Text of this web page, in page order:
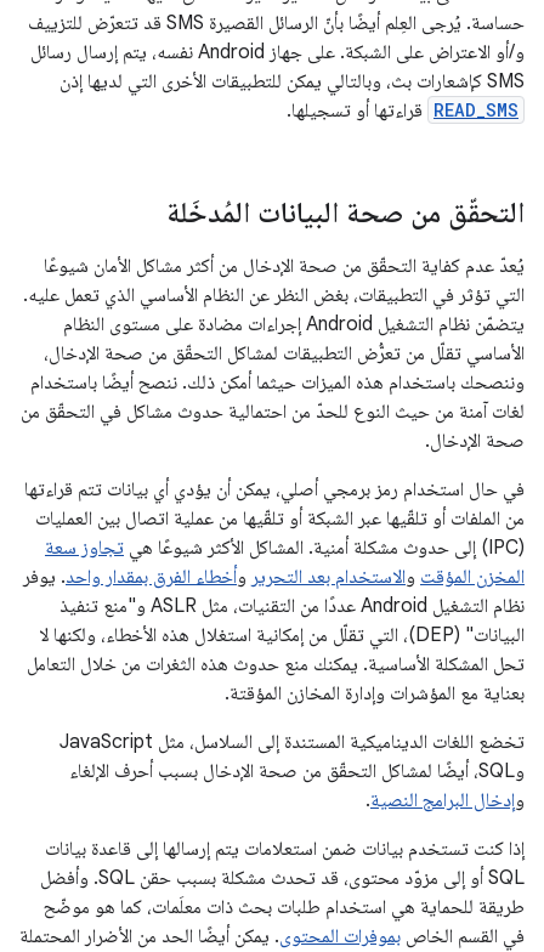
حساسة. يُرجى العِلم أيضًا بأنّ الرسائل القصيرة SMS قد تتعرّض للتزييف
و/أو الاعتراض على الشبكة. على جهاز Android نفسه، يتم إرسال رسائل
SMS كإشعارات بث، وبالتالي يمكن للتطبيقات الأخرى التي لديها إذن
READ_SMS قراءتها أو تسجيلها.
التحقّق من صحة البيانات المُدخَلة
يُعدّ عدم كفاية التحقّق من صحة الإدخال من أكثر مشاكل الأمان شيوعًا
التي تؤثر في التطبيقات، بغض النظر عن النظام الأساسي الذي تعمل عليه.
يتضمّن نظام التشغيل Android إجراءات مضادة على مستوى النظام
الأساسي تقلّل من تعرُّض التطبيقات لمشاكل التحقّق من صحة الإدخال،
وننصحك باستخدام هذه الميزات حيثما أمكن ذلك. ننصح أيضًا باستخدام
لغات آمنة من حيث النوع للحدّ من احتمالية حدوث مشاكل في التحقّق من
صحة الإدخال.
في حال استخدام رمز برمجي أصلي، يمكن أن يؤدي أي بيانات تتم قراءتها
من الملفات أو تلقّيها عبر الشبكة أو تلقّيها من عملية اتصال بين العمليات
(IPC) إلى حدوث مشكلة أمنية. المشاكل الأكثر شيوعًا هي
تجاوز سعة
المخزن المؤقت والاستخدام بعد التحرير وأخطاء الفرق بمقدار واحد. يوفر
نظام التشغيل Android عددًا من التقنيات، مثل ASLR و"منع تنفيذ
البيانات" (DEP)، التي تقلّل من إمكانية استغلال هذه الأخطاء، ولكنها لا
تحل المشكلة الأساسية. يمكنك منع حدوث هذه الثغرات من خلال التعامل
بعناية مع المؤشرات وإدارة المخازن المؤقتة.
تخضع اللغات الديناميكية المستندة إلى السلاسل، مثل JavaScript
وSQL، أيضًا لمشاكل التحقّق من صحة الإدخال بسبب أحرف الإلغاء
وإدخال البرامج النصية.
إذا كنت تستخدم بيانات ضمن استعلامات يتم إرسالها إلى قاعدة بيانات
SQL أو إلى مزوّد محتوى، قد تحدث مشكلة بسبب حقن SQL. وأفضل
طريقة للحماية هي استخدام طلبات بحث ذات معلَمات، كما هو موضّح
في القسم الخاص بموفرات المحتوى. يمكن أيضًا الحد من الأضرار المحتملة